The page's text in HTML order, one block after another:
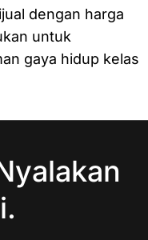
dengan harga
untuk
gaya hidup kelas